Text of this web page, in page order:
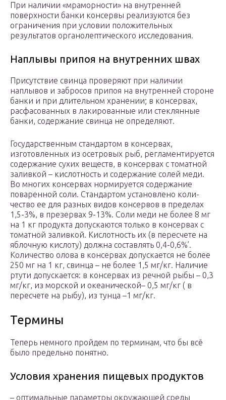
При наличии «мраморности» на внутренней
поверхности банки консервы реализуются без
ограничения при условии положительных
результатов органолептического исследова­ния.
Наплы­вы припоя на внутренних швах
Присутствие свинца проверяют при наличии
наплывов и забросов припоя на внутренней стороне
банки и при длительном хранении; в консервах,
расфасованных в лакированные или стеклянные
банки, содержание свинца не определяют.
Государственным стандартом в консервах,
изготовленных из осетровых рыб, регламентируется
содержание сухих ве­ществ, в консервах с томатной
заливкой – кислотность и со­держание солей меди.
Во многих консервах нормируется со­держание
поваренной соли. Стандартом установлено коли­
чество ее для разных видов консервов в пределах
1,5-3%, в презервах 9-13%. Соли меди не более 8 мг
на 1 кг про­дукта допускаются только в консервах с
томатной заливкой. Кислотность их (в пересчете на
яблочную кислоту) должна составлять 0,4-0,6%’.
Количество олова в консервах допу­скается не более
250 мг на 1 кг, свинца – не более 1,5 мг/кг. Наличие
ртути допускается: в консервах из речной рыбы – 0,3
мг/кг, из морской и океанической– 0,5 мг/кг ( в
пересчете на рыбу), из тунца –1 мг/кг.
Термины
Теперь немного пройдем по терминам, что бы всё
было предельно понятно.
Условия хранения пищевых продуктов
– оптимальные параметры окружающей среды